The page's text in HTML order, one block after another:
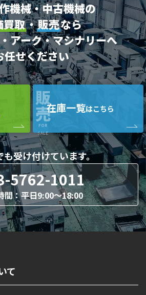
機械・中古機械の
買取・販売なら
アーク・マシナリーへ
任せください
販
売
FOR
SALE
在庫一覧はこちら
も受け付けています。
5762-1011
間：平日9:00〜18:00
て